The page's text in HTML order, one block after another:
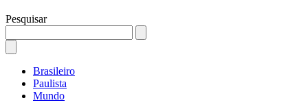
Pesquisar
Brasileiro
Paulista
Mundo